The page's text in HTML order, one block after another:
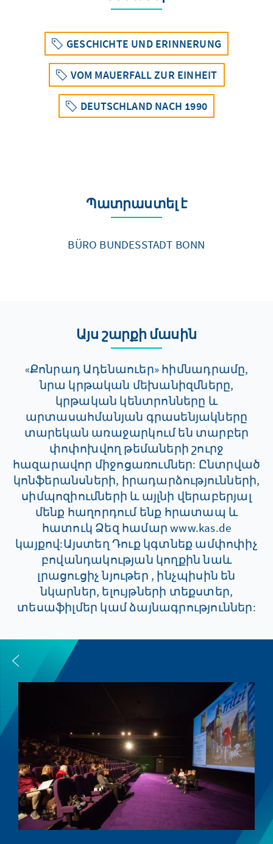
GESCHICHTE UND ERINNERUNG
VOM MAUERFALL ZUR EINHEIT
DEUTSCHLAND NACH 1990
Պատրաստել է
BÜRO BUNDESSTADT BONN
Այս շարքի մասին
«Քոնրադ Ադենաուեր» հիմնադրամը,
նրա կրթական մեխանիզմները,
կրթական կենտրոնները և
արտասահմանյան գրասենյակները
տարեկան առաջարկում են տարբեր
փոփոխվող թեմաների շուրջ
հազարավոր միջոցառումներ: Ընտրված
կոնֆերանսների, իրադարձությունների,
սիմպոզիումների և այլնի վերաբերյալ
մենք հաղորդում ենք հրատապ և
հատուկ Ձեզ համար www.kas.de
կայքով:Այստեղ Դուք կգտնեք ամփոփիչ
բովանդակության կողքին նաև
լրացուցիչ նյութեր , ինչպիսին են
նկարներ, ելույթների տեքստեր,
տեսաֆիլմեր կամ ձայնագրություններ: